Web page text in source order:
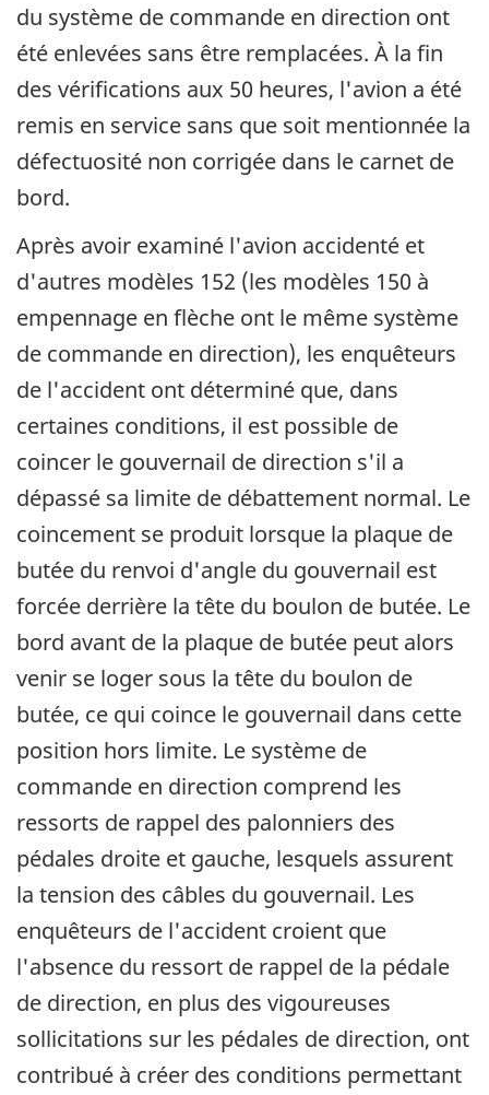
du système de commande en direction ont
été enlevées sans être remplacées. À la fin
des vérifications aux 50 heures, l'avion a été
remis en service sans que soit mentionnée la
défectuosité non corrigée dans le carnet de
bord.
Après avoir examiné l'avion accidenté et
d'autres modèles 152 (les modèles 150 à
empennage en flèche ont le même système
de commande en direction), les enquêteurs
de l'accident ont déterminé que, dans
certaines conditions, il est possible de
coincer le gouvernail de direction s'il a
dépassé sa limite de débattement normal. Le
coincement se produit lorsque la plaque de
butée du renvoi d'angle du gouvernail est
forcée derrière la tête du boulon de butée. Le
bord avant de la plaque de butée peut alors
venir se loger sous la tête du boulon de
butée, ce qui coince le gouvernail dans cette
position hors limite. Le système de
commande en direction comprend les
ressorts de rappel des palonniers des
pédales droite et gauche, lesquels assurent
la tension des câbles du gouvernail. Les
enquêteurs de l'accident croient que
l'absence du ressort de rappel de la pédale
de direction, en plus des vigoureuses
sollicitations sur les pédales de direction, ont
contribué à créer des conditions permettant